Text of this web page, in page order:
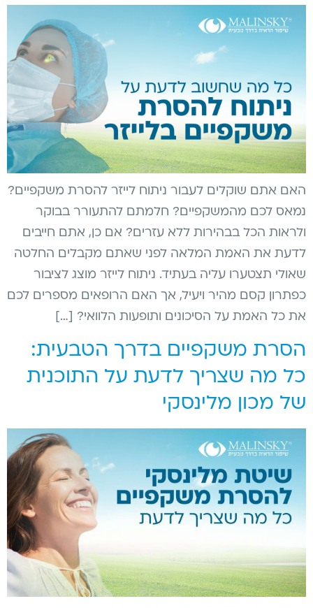
האם אתם שוקלים לעבור ניתוח לייזר להסרת משקפיים?
נמאס לכם מהמשקפיים? חלמתם להתעורר בבוקר
ולראות הכל בבהירות ללא עזרים? אם כן, אתם חייבים
לדעת את האמת המלאה לפני שאתם מקבלים החלטה
שאולי תצטערו עליה בעתיד. ניתוח לייזר מוצג לציבור
כפתרון קסם מהיר ויעיל, אך האם הרופאים מספרים לכם
את כל האמת על הסיכונים ותופעות הלוואי? […]
הסרת משקפיים בדרך הטבעית:
כל מה שצריך לדעת על התוכנית
של מכון מלינסקי